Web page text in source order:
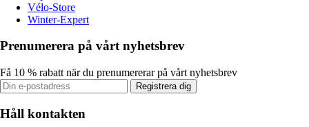
Vélo-Store
Winter-Expert
Prenumerera på vårt nyhetsbrev
Få 10 % rabatt när du prenumererar på vårt nyhetsbrev
Registrera dig
Håll kontakten